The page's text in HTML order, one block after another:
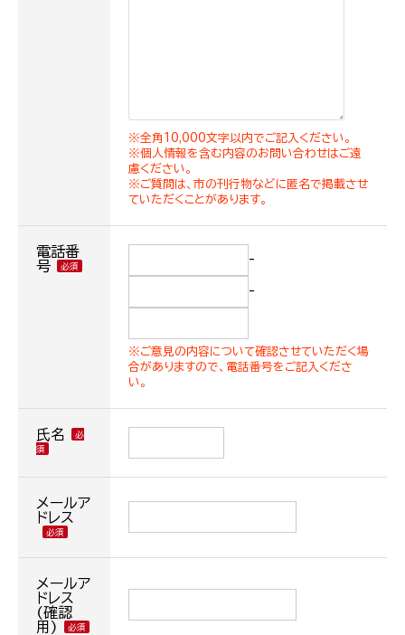
※全角10,000文字以内でご記入ください。
※個人情報を含む内容のお問い合わせはご遠
慮ください。
※ご質問は、市の刊行物などに匿名で掲載させ
ていただくことがあります。
電話番
号
-
-
※ご意見の内容について確認させていただく場
合がありますので、電話番号をご記入くださ
い。
氏名
メールア
ドレス
メールア
ドレス
(確認
用)